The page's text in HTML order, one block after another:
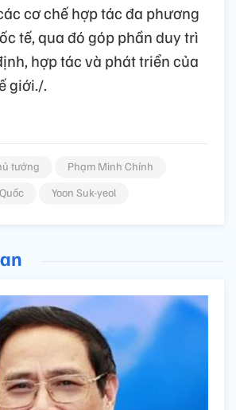
cơ chế hợp tác đa phương
tế, qua đó góp phần duy trì
hợp tác và phát triển của
giới./.
tướng
Phạm Minh Chính
Yoon Suk-yeol